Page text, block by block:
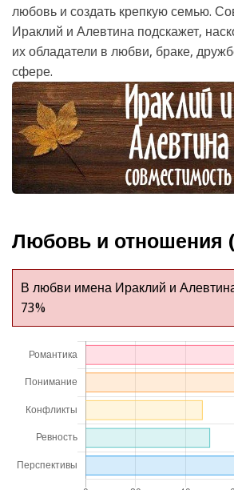
любовь и создать крепкую семью.
Ираклий и Алевтина подскажет,
их обладатели в любви, браке,
сфере.
Любовь и отношения
В любви имена Ираклий и
73%